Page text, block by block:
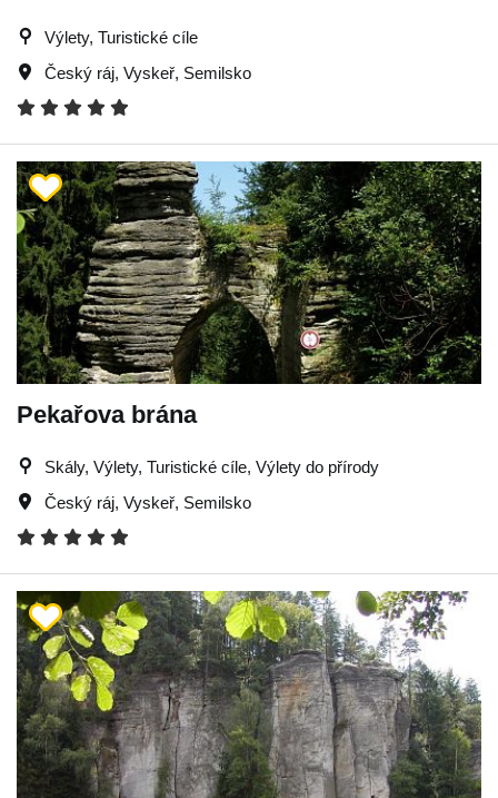
Výlety, Turistické cíle
Český ráj, Vyskeř, Semilsko
Pekařova brána
Skály, Výlety, Turistické cíle, Výlety do přírody
Český ráj, Vyskeř, Semilsko